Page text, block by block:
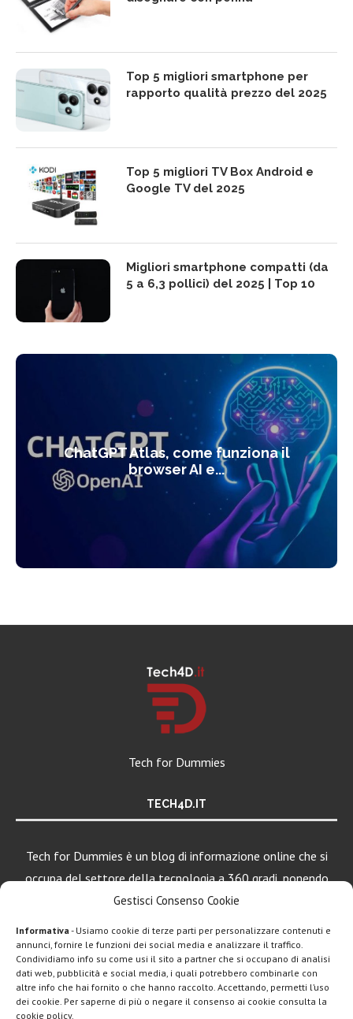
Gestisci Consenso Cookie
Informativa - Usiamo cookie di terze parti per personalizzare contenuti e
annunci, fornire le funzioni dei social media e analizzare il traffico.
Condividiamo info su come usi il sito a partner che si occupano di analisi
dati web, pubblicità e social media, i quali potrebbero combinarle con
altre info che hai fornito o che hanno raccolto. Accettando, permetti l’uso
dei cookie. Per saperne di più o negare il consenso ai cookie consulta la
cookie policy.
Top 5 migliori smartphone per
rapporto qualità prezzo del 2025
Top 5 migliori TV Box Android e
Google TV del 2025
Migliori smartphone compatti (da
5 a 6,3 pollici) del 2025 | Top 10
ChatGPT Atlas, come funziona il
browser AI e...
Tech for Dummies
TECH4D.IT
Tech for Dummies è un blog di informazione online che si
occupa del settore della tecnologia a 360 gradi, ponendo
una particolare attenzione al mondo Android, Apple e